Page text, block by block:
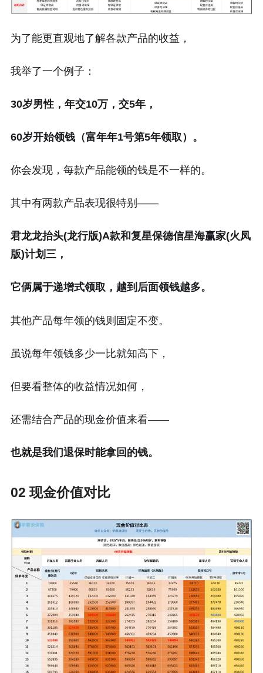
为了能更直观地了解各款产品的收益，
我举了一个例子：
30岁男性，年交10万，交5年，
60岁开始领钱（富年年1号第5年领取）。
你会发现，每款产品能领的钱是不一样的。
其中有两款产品表现很特别——
君龙龙抬头(龙行版)A款和复星保德信星海赢家(火凤
版)计划三，
它俩属于递增式领取，越到后面领钱越多。
其他产品每年领的钱则固定不变。
虽说每年领钱多少一比就知高下，
但要看整体的收益情况如何，
还需结合产品的现金价值来看——
也就是我们退保时能拿回的钱。
02 现金价值对比